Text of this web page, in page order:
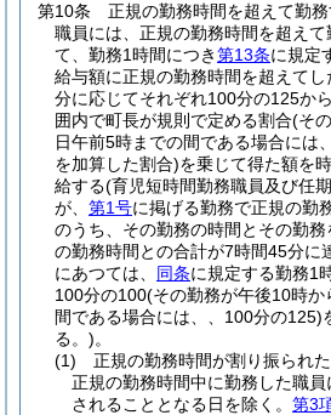
第10条
正規の勤務時間を超えて勤
職員には、正規の勤務時間を超え
て、勤務1時間につき第13条に規定
給与額に正規の勤務時間を超えて
分に応じてそれぞれ100分の125か
囲内で町長が規則で定める割合(そ
日午前5時までの間である場合には
を加算した割合)を乗じて得た額を
給する(育児短時間勤務職員及び任
が、 第1号に掲げる勤務で正規の勤
のうち、その勤務の時間とその勤
の勤務時間との合計が7時間45分に
にあつては、 同条に規定する勤務1
100分の100(その勤務が午後10時
間である場合には、、100分の125)
る。)。
(1)
正規の勤務時間が割り振られ
正規の勤務時間中に勤務した職
されることとなる日を除く。 第3